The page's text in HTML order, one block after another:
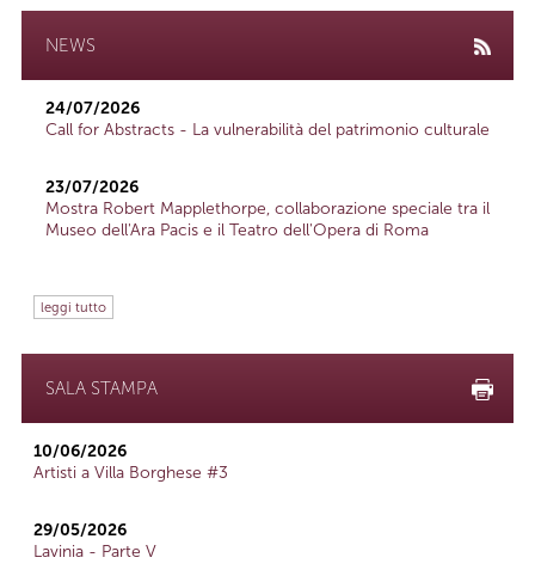
NEWS
24/07/2026
Call for Abstracts - La vulnerabilità del patrimonio culturale
23/07/2026
Mostra Robert Mapplethorpe, collaborazione speciale tra il
Museo dell'Ara Pacis e il Teatro dell'Opera di Roma
leggi tutto
SALA STAMPA
10/06/2026
Artisti a Villa Borghese #3
29/05/2026
Lavinia - Parte V